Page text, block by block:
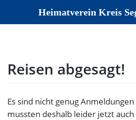
Reisen abgesagt!
Es sind nicht genug
mussten deshalb leider jetzt auch
Heimatverein Kreis